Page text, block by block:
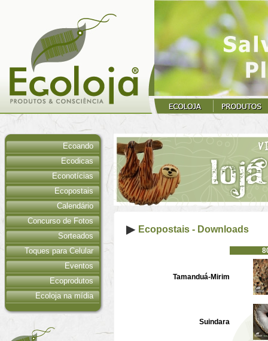
Ecoando
Ecodicas
Econotícias
Ecopostais
Calendário
Concurso de Fotos
Sorteados
Toques para Celular
Eventos
Ecoprodutos
Ecoloja na mídia
Ecopostais - Downloads
Tamanduá-Mirim
Suindara